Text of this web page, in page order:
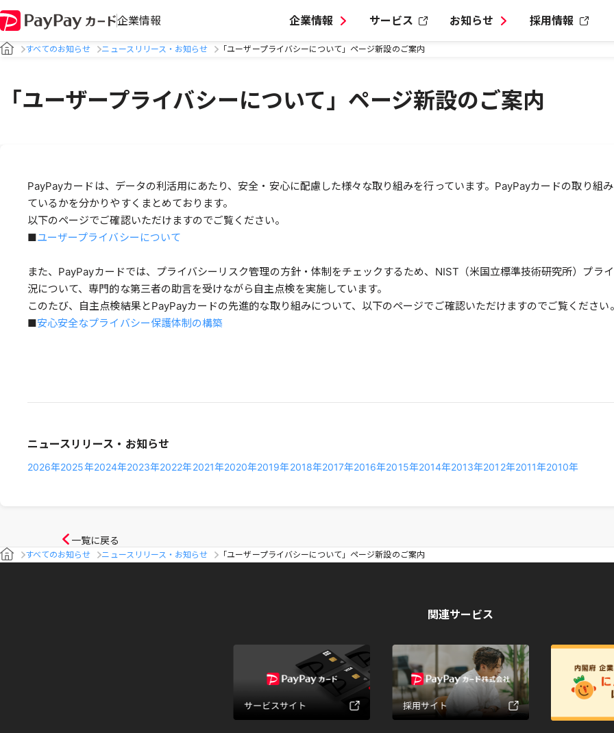
企業情報 企業情報 サービス お知らせ 採用情報
すべてのお知らせ ニュースリリース・お知らせ 「ユーザープライバシーについて」ページ新設のご案内
「ユーザープライバシーについて」ページ新設のご案内
PayPayカードは、データの利活用にあたり、安全・安心に配慮した様々な取り組みを行っています。PayPayカードの取り組
ているかを分かりやすくまとめております。
以下のページでご確認いただけますのでご覧ください。
■ユーザープライバシーについて
また、PayPayカードでは、プライバシーリスク管理の方針・体制をチェックするため、NIST（米国立標準技術研究所）プラ
況について、専門的な第三者の助言を受けながら自主点検を実施しています。
このたび、自主点検結果とPayPayカードの先進的な取り組みについて、以下のページでご確認いただけますのでご覧ください
■安心安全なプライバシー保護体制の構築
ニュースリリース・お知らせ
2026年2025年2024年2023年2022年2021年2020年2019年2018年2017年2016年2015年2014年2013年2012年2011年2010年
一覧に戻る
すべてのお知らせ ニュースリリース・お知らせ 「ユーザープライバシーについて」ページ新設のご案内
関連サービス